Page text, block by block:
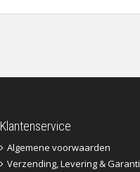
Klantenservice
Algemene voorwaarden
Verzending, Levering &